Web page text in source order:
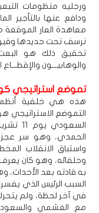
ورجليه منظومات
ودافع عنها بالتأجير
نرسف تحت حديدها
تحقيق ذلك هو البعث
والوهابيـــون
تموضع استراتيجي
هذه هي خلفية أنظمة
التموضع الاستراتيجي
الحمدي، وهو سر عجز
واستباق الانقلاب
وحلفائه، وهو كان
به قادته بعد
السبب الرئيس الذي
في آخر لحظة، ولم
مع الغشمي